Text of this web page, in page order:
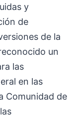
y
de
de la
un
las
en las
Comunidad de